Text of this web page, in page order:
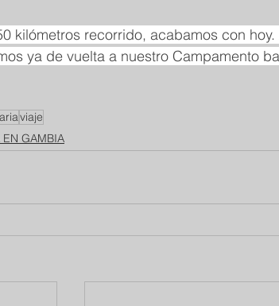
kilómetros recorrido, acabamos con
ya de vuelta a nuestro Campamento
viaje
GAMBIA